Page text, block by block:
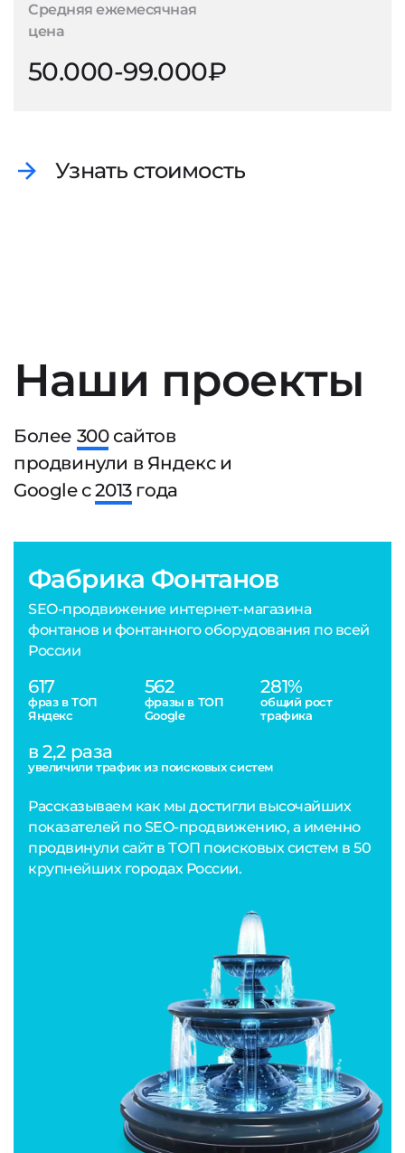
Средняя ежемесячная
цена
50.000-99.000₽
Узнать стоимость
Наши проекты
Более 300сайтов
продвинули в Яндекс и
Google с2013года
Фабрика Фонтанов
SEO-продвижение интернет-магазина
фонтанов и фонтанного оборудования по всей
России
617
фраз в ТОП
Яндекс
562
фразы в ТОП
Google
281%
общий рост
трафика
в 2,2 раза
увеличили трафик из поисковых систем
Рассказываем как мы достигли высочайших
показателей по SEO-продвижению, а именно
продвинули сайт в ТОП поисковых систем в 50
крупнейших городах России.